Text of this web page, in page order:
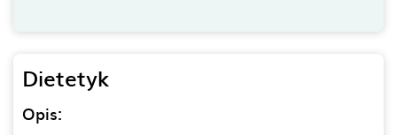
Dietetyk
Opis: